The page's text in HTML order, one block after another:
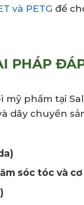
và PETG để
PHÁP
mỹ phẩm tại
dây chuyền
sóc tóc và